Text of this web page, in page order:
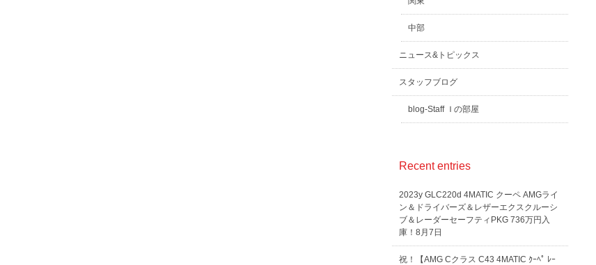
中部
ニュース&トピックス
スタッフブログ
blog-Staff Ｉの部屋
Recent entries
2023y GLC220d 4MATIC クーペ AMGライ
ン＆ドライバーズ＆レザーエクスクルーシ
ブ＆レーダーセーフティPKG 736万円入
庫！8月7日
祝！【AMG Cクラス C43 4MATIC ｸｰﾍﾟ ﾚｰ